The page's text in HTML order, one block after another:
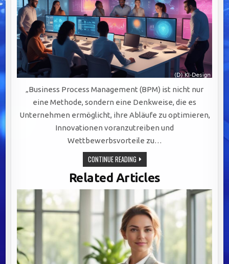
„Business Process Management (BPM) ist nicht nur
eine Methode, sondern eine Denkweise, die es
Unternehmen ermöglicht, ihre Abläufe zu optimieren,
Innovationen voranzutreiben und
Wettbewerbsvorteile zu…
CONTINUE READINGBPM:
DER
SCHLÜSSELFAKTOR
FÜR
EFFIZIENZ,
AGILITÄT
UND
NACHHALTIGEN
UNTERNEHMENSERFOLG
IN
DER
Related Articles